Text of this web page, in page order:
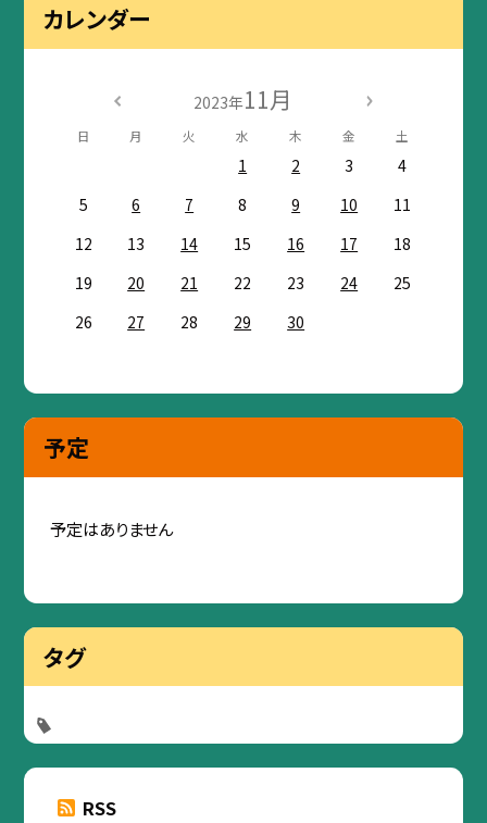
カレンダー
2023年11月
日 月 火 水 木 金 土
1 2 3
4
5
6 7 8 9 10
11
12
13 14 15 16 17
18
19
20 21 22 23 24
25
26
27 28 29 30
予定
予定はありません
タグ
RSS